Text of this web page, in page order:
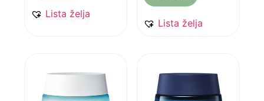
Lista želja
Lista želja